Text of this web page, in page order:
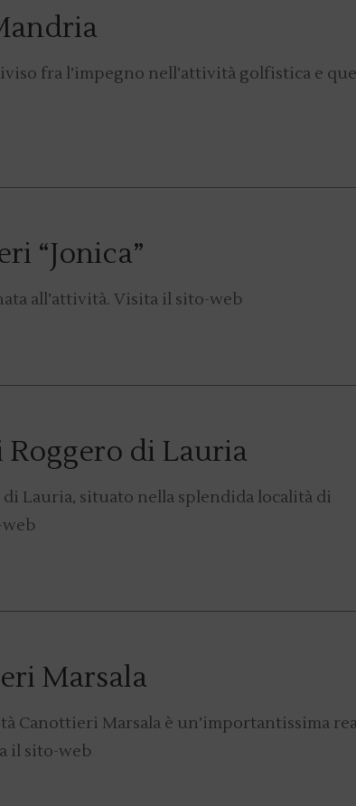
fra l’impegno nell’attività golfistica e
“Jonica”
all’attività. Visita il sito-web
di Lauria
Lauria, situato nella splendida località di
Marsala
Canottieri Marsala è un’importantissima
il sito-web